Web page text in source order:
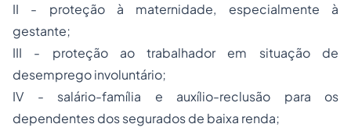
II - proteção à maternidade, especialmente à
gestante;
III - proteção ao trabalhador em situação de
desempregoinvoluntário;
IV - salário-família e auxílio-reclusão para os
dependentes dos segurados de baixa renda;